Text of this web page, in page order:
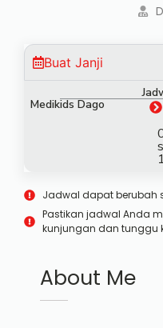
Buat Janji
Medikids Dago
Jadwal dapat berubah
Pastikan jadwal Anda
kunjungan dan tunggu
About Me